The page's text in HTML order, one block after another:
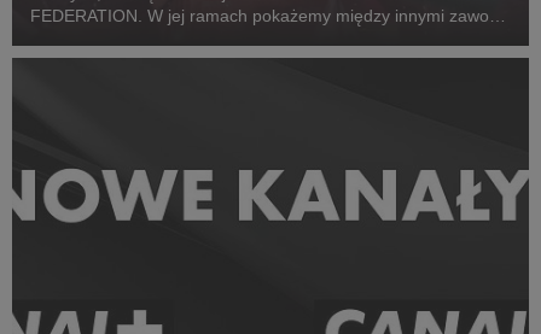
FEDERATION. W jej ramach pokażemy między innymi zawody
Pierwszym wydarzeniem prezentowanym w CANAL+ SPORT 5